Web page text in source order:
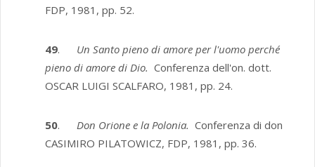
FDP, 1981, pp. 52.
49. Un Santo pieno di amore per l'uomo perché
pieno di amore di Dio. Conferenza dell'on. dott.
OSCAR LUIGI SCALFARO, 1981, pp. 24.
50. Don Orione e la Polonia. Conferenza di don
CASIMIRO PILATOWICZ, FDP, 1981, pp. 36.